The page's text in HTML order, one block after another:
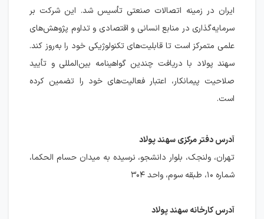
ایران در زمینه اتصالات صنعتی تأسیس شد. این شرکت بر
سرمایه‌گذاری در منابع انسانی و اقتصادی و تداوم پژوهش‌های
علمی متمرکز است تا قابلیت‌های تکنولوژیکی خود را به‌روز کند.
سهند پولاد با دریافت چندین گواهینامه بین‌المللی و تأیید
صلاحیت پیمانکار، اعتبار فعالیت‌های خود را تضمین کرده
است.
آدرس دفتر مرکزی سهند پولاد
تهران، ولنجک، بلوار دانشجو، نرسیده به میدان حسام الحکما،
شماره ۱۰، طبقه سوم، واحد ۳۰۴
آدرس کارخانه سهند پولاد